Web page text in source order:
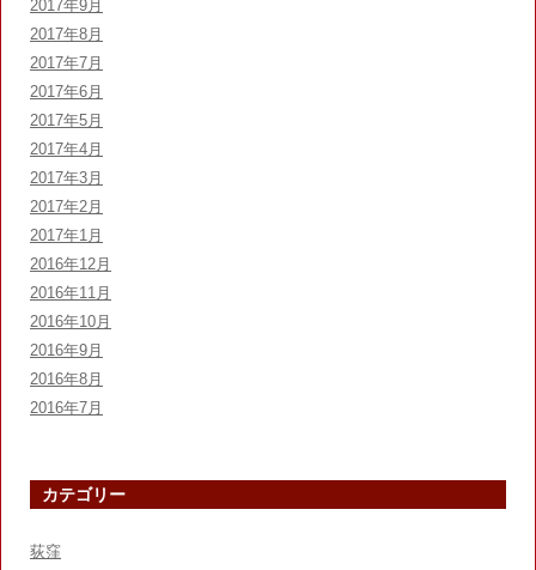
2017年9月
2017年8月
2017年7月
2017年6月
2017年5月
2017年4月
2017年3月
2017年2月
2017年1月
2016年12月
2016年11月
2016年10月
2016年9月
2016年8月
2016年7月
カテゴリー
荻窪